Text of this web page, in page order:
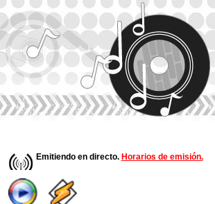
Emitiendo en directo. Horarios de emisión.